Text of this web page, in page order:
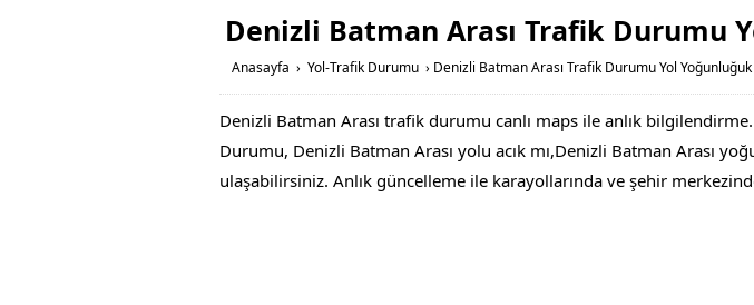
Denizli Batman Arası Trafik Durumu
Anasayfa › Yol-Trafik Durumu › Denizli Batman Arası Trafik Durumu Yol Yoğunluğuk
Denizli Batman Arası trafik durumu canlı maps ile anlık
Durumu, Denizli Batman Arası yolu acık mı,Denizli Batman Arası
ulaşabilirsiniz. Anlık güncelleme ile karayollarında ve şehir